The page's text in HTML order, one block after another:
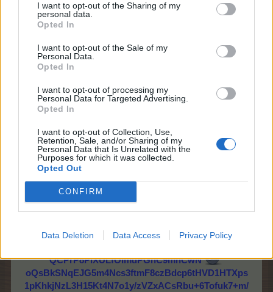
I want to opt-out of the Sharing of my
personal data.
Opted In
I want to opt-out of the Sale of my
Personal Data.
Opted In
I want to opt-out of processing my
Personal Data for Targeted Advertising.
Opted In
I want to opt-out of Collection, Use,
Retention, Sale, and/or Sharing of my
Personal Data that Is Unrelated with the
Purposes for which it was collected.
Opted Out
CONFIRM
Data Deletion Data Access Privacy Policy
x5DM1rcLlRHIWHJCuC8CKdqb
F3Mpoy6MYPeGp84FZ63aG9cGsGQy6qTYtSeKvrkJ
Ddi2Z2KElBMCdW/8sxp6jSl7nudqVYAAqfFuDu72Ws
5RkJGQwq6jeQCRsBsa3bPqmxYmPHxcVF4sQ4cEV
4Nwt0c3buXNlyqqkkKCQTJIEkkL00jrWmaYOGFuiqe
8vNygOL4k1/iHYWoKAhWMe7Jcgzp7vqK2MhEVLvH
xi1U8ULqixd8IjMQxCie6pY/BVEk+VdAupMbicGjj3JR
5J5rvYu49u8gQosaK3eYHvSTopAju76mrpYg0XCb7T
AD8RHxApJXNdTzipaMtCmdKWzRGB2vBWE4NhcR
+dQkTqQpAg+YIOU1MUNJVfms48vtwUTV1FP+W7h
zRvCYVLahEEAf1J8TTOKJkTcLBYLDJI6R2JxuVPVq
gtL1oMCrAEHcHrUXsDxhcLhda4tNwlvG8sFWz4dyp
6AkiPRhr8/nSWbZLmux07rHl9imke0QRhmF/XJVOF3
7t29F1yezB69Zjpv6+VLH1E7n2e7NuSvnjijivGLYrI9l9f
mal7TLzS9LlzHXrN90tMSC05SM0yAfXy08K5DV1ETr
7WY44ZRhPl/CxzbOc0Yozcef8AKYVadqbg3S1RrqxP
QCPrP8PlXULfOImdPGhC9mhCwN
oQsBkSNqEJG5m4Ncs3ftmF8czBdcp6tHVD1HTXps
1pKhkjNzL3H15Kt4N7o1y/zVZxACsRbu+6Tofuk7+m/